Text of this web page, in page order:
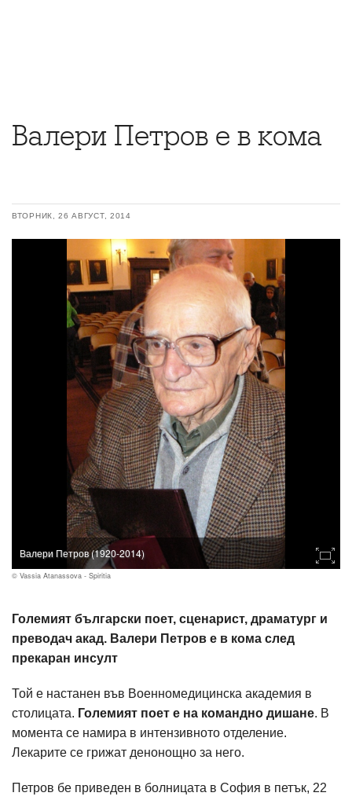
Валери Петров е в кома
ВТОРНИК, 26 АВГУСТ, 2014
Валери Петров (1920-2014)
© Vassia Atanassova - Spiritia
Големият български поет, сценарист, драматург и
преводач акад. Валери Петров е в кома след
прекаран инсулт
Той е настанен във Военномедицинска академия в
столицата. Големият поет е на командно дишане. В
момента се намира в интензивното отделение.
Лекарите се грижат денонощно за него.
Петров бе приведен в болницата в София в петък, 22